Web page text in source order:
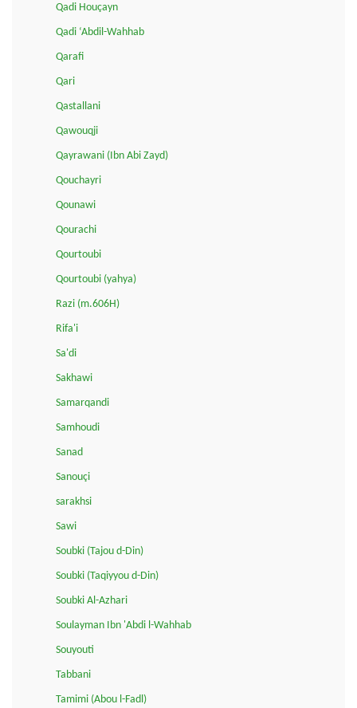
Qadi Houçayn
Qadi ‘Abdil-Wahhab
Qarafi
Qari
Qastallani
Qawouqji
Qayrawani (Ibn Abi Zayd)
Qouchayri
Qounawi
Qourachi
Qourtoubi
Qourtoubi (yahya)
Razi (m.606H)
Rifa'i
Sa'di
Sakhawi
Samarqandi
Samhoudi
Sanad
Sanouçi
sarakhsi
Sawi
Soubki (Tajou d-Din)
Soubki (Taqiyyou d-Din)
Soubki Al-Azhari
Soulayman Ibn 'Abdi l-Wahhab
Souyouti
Tabbani
Tamimi (Abou l-Fadl)